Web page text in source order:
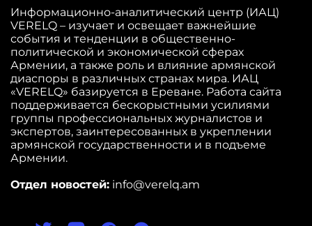
Информационно-аналитический центр (ИАЦ)
VERELQ – изучает и освещает важнейшие
события и тенденции в общественно-
политической и экономической сферах
Армении, а также роль и влияние армянской
диаспоры в различных странах мира. ИАЦ
«VERELQ» базируется в Ереване. Работа сайта
поддерживается бескорыстными усилиями
группы профессиональных журналистов и
экспертов, заинтересованных в укреплении
армянской государственности и в подъеме
Армении.
Отдел новостей: info@verelq.am